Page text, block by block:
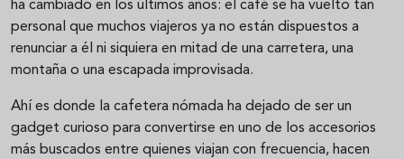
ha cambiado en los últimos años: el café se ha vuelto tan
personal que muchos viajeros ya no están dispuestos a
renunciar a él ni siquiera en mitad de una carretera, una
montaña o una escapada improvisada.
Ahí es donde la cafetera nómada ha dejado de ser un
gadget curioso para convertirse en uno de los accesorios
más buscados entre quienes viajan con frecuencia, hacen